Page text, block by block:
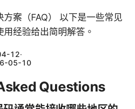
案（FAQ） 以下是一些常见
经验给出简明解答。
12·
05-10
Questions